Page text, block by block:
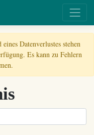
Datenverlustes stehen
Es kann zu Fehlern